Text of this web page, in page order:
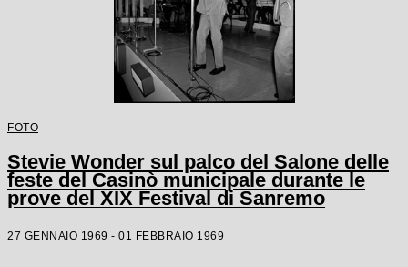
FOTO
Stevie Wonder sul palco del Salone delle
feste del Casinò municipale durante le
prove del XIX Festival di Sanremo
27 GENNAIO 1969 - 01 FEBBRAIO 1969